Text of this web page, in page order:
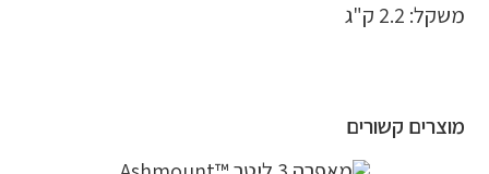
משקל: 2.2 ק"ג
מוצרים קשורים